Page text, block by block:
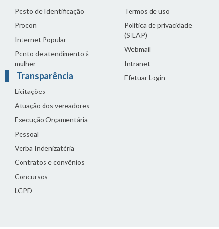
Posto de Identificação
Procon
Internet Popular
Ponto de atendimento à
mulher
Transparência
Licitações
Atuação dos vereadores
Execução Orçamentária
Pessoal
Verba Indenizatória
Contratos e convênios
Concursos
LGPD
Termos de uso
Política de privacidade
(SILAP)
Webmail
Intranet
Efetuar Login